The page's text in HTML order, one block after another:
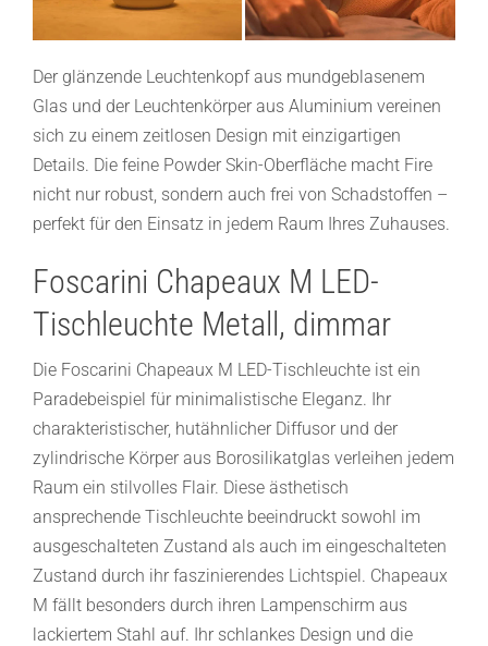
Der glänzende Leuchtenkopf aus mundgeblasenem
Glas und der Leuchtenkörper aus Aluminium vereinen
sich zu einem zeitlosen Design mit einzigartigen
Details. Die feine Powder Skin-Oberfläche macht Fire
nicht nur robust, sondern auch frei von Schadstoffen –
perfekt für den Einsatz in jedem Raum Ihres Zuhauses.
Foscarini Chapeaux M LED-
Tischleuchte Metall, dimmar
Die Foscarini Chapeaux M LED-Tischleuchte ist ein
Paradebeispiel für minimalistische Eleganz. Ihr
charakteristischer, hutähnlicher Diffusor und der
zylindrische Körper aus Borosilikatglas verleihen jedem
Raum ein stilvolles Flair. Diese ästhetisch
ansprechende Tischleuchte beeindruckt sowohl im
ausgeschalteten Zustand als auch im eingeschalteten
Zustand durch ihr faszinierendes Lichtspiel. Chapeaux
M fällt besonders durch ihren Lampenschirm aus
lackiertem Stahl auf. Ihr schlankes Design und die